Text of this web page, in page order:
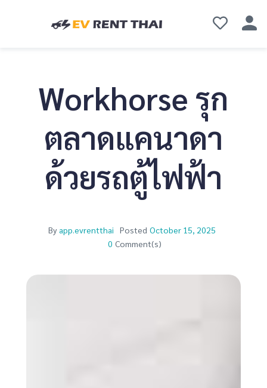
Workhorse รุก
ตลาดแคนาดา
ด้วยรถตู้ไฟฟ้า
By app.evrentthai Posted October 15, 2025
0 Comment(s)